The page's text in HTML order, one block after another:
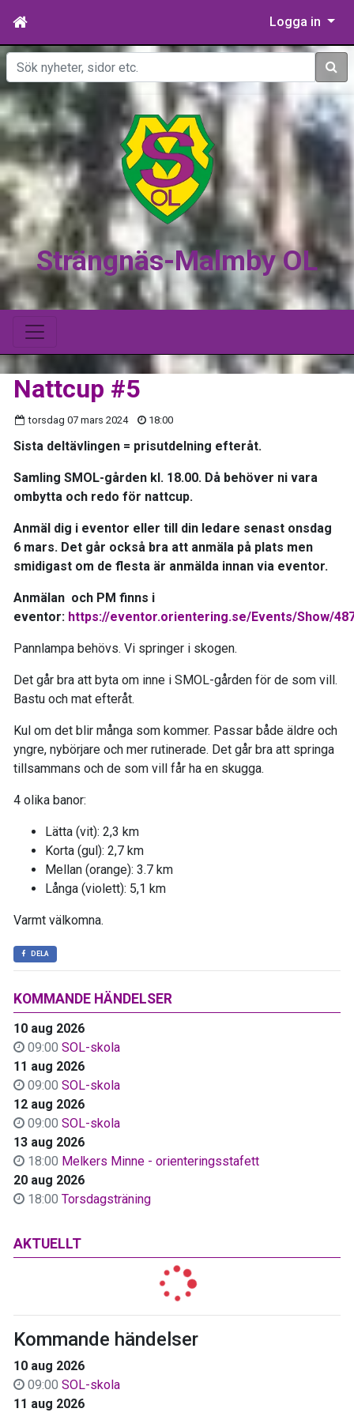
Logga in
Sök
Strängnäs-Malmby OL
KOMMANDE HÄNDELSER
10 aug 2026
09:00 SOL-skola
11 aug 2026
09:00 SOL-skola
12 aug 2026
09:00 SOL-skola
13 aug 2026
18:00 Melkers Minne - orienteringsstafett
20 aug 2026
18:00 Torsdagsträning
AKTUELLT
Kommande händelser
10 aug 2026
09:00 SOL-skola
11 aug 2026
Nattcup #5
torsdag 07 mars 2024 18:00
Sista deltävlingen = prisutdelning efteråt.
Samling SMOL-gården kl. 18.00. Då behöver ni vara
ombytta och redo för nattcup.
Anmäl dig i eventor eller till din ledare senast onsdag
6 mars. Det går också bra att anmäla på plats men
smidigast om de flesta är anmälda innan via eventor.
Anmälan och PM finns i
eventor: https://eventor.orientering.se/Events/Show/
Pannlampa behövs. Vi springer i skogen.
Det går bra att byta om inne i SMOL-gården för de som vill.
Bastu och mat efteråt.
Kul om det blir många som kommer. Passar både äldre och
yngre, nybörjare och mer rutinerade. Det går bra att springa
tillsammans och de som vill får ha en skugga.
4 olika banor:
Lätta (vit): 2,3 km
Korta (gul): 2,7 km
Mellan (orange): 3.7 km
Långa (violett): 5,1 km
Varmt välkomna.
DELA